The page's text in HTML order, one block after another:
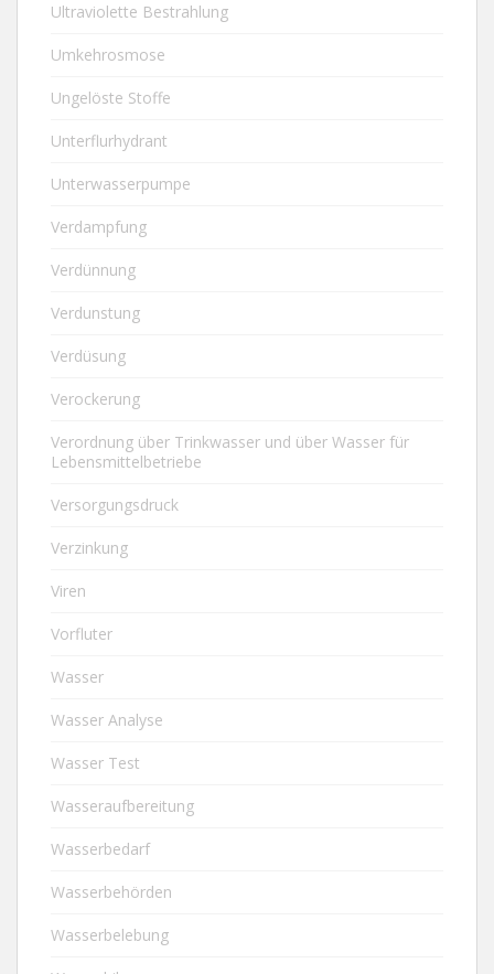
Ultraviolette Bestrahlung
Umkehrosmose
Ungelöste Stoffe
Unterflurhydrant
Unterwasserpumpe
Verdampfung
Verdünnung
Verdunstung
Verdüsung
Verockerung
Verordnung über Trinkwasser und über Wasser für
Lebensmittelbetriebe
Versorgungsdruck
Verzinkung
Viren
Vorfluter
Wasser
Wasser Analyse
Wasser Test
Wasseraufbereitung
Wasserbedarf
Wasserbehörden
Wasserbelebung